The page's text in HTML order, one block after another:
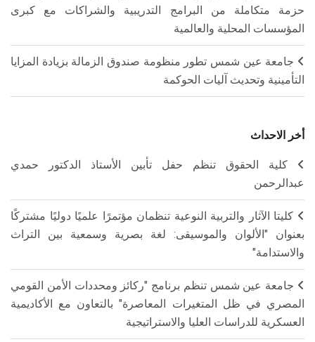
حزمة متكاملة من البرامج التدريبية والشراكات مع كبرى
المؤسسات المحلية والعالمية
جامعة عين شمس تطور منظومة صندوق الزمالة بزيادة المزايا
التأمينية وتحديث آليات الحوكمة
أخر الاحداث
كلية الحقوق تنظم حفل تأبين الأستاذ الدكتور حمدي
عبدالرحمن
كليتا الآثار والتربية النوعية تنظمان مؤتمرًا علميًا دوليًا مشتركًا
بعنوان "الألوان والموسيقى: لغة بصرية وسمعية بين التراث
والاستدامة"
جامعة عين شمس تنظم برنامج "ركائز ومحددات الأمن القومي
المصري في ظل المتغيرات المعاصرة" بالتعاون مع الأكاديمية
العسكرية للدراسات العليا والاستراتيجية